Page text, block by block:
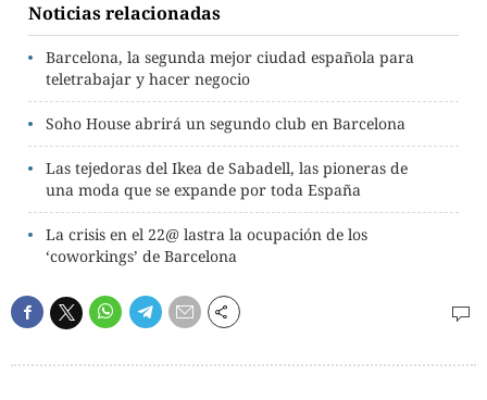
Noticias relacionadas
Barcelona, la segunda mejor ciudad española para
teletrabajar y hacer negocio
Soho House abrirá un segundo club en Barcelona
Las tejedoras del Ikea de Sabadell, las pioneras de
una moda que se expande por toda España
La crisis en el 22@ lastra la ocupación de los
‘coworkings’ de Barcelona